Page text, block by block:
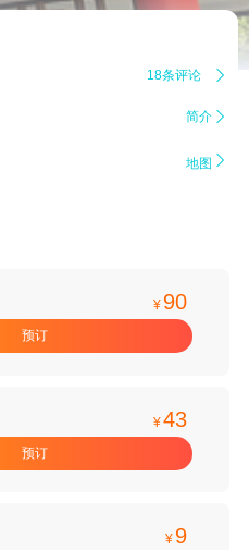
18条评论 
简介 
地图 
¥ 90
预订
¥43
预订
¥ 9